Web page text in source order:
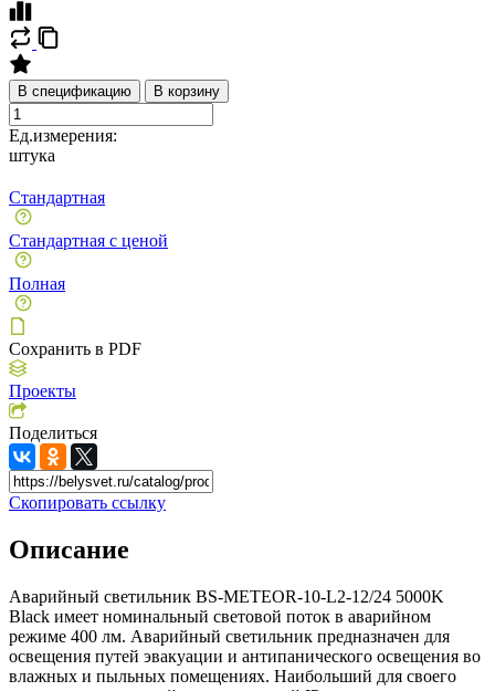
В спецификацию В корзину
Ед.измерения:
штука
Стандартная
Стандартная с ценой
Полная
Сохранить в PDF
Проекты
Поделиться
Скопировать ссылку
Описание
Аварийный светильник BS-METEOR-10-L2-12/24 5000K
Black имеет номинальный световой поток в аварийном
режиме 400 лм. Аварийный светильник предназначен для
освещения путей эвакуации и антипанического освещения во
влажных и пыльных помещениях. Наибольший для своего